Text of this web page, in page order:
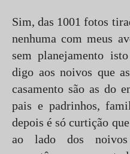
Sim, das 1001 fotos
nenhuma com meus
sem planejamento
digo aos noivos que
casamento são as do
pais e padrinhos,
depois é só curtição
ao lado dos noivos